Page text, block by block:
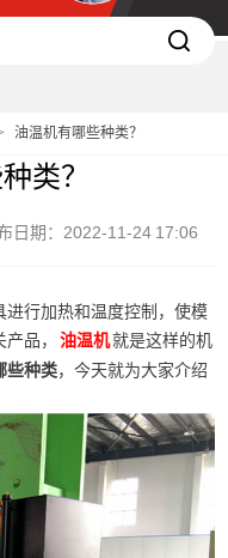
油温机有哪些种类？
类？
日期：2022-11-24 17:06
行加热和温度控制，使模
品，
油温机就是这样的机
些种类，今天就为大家介绍